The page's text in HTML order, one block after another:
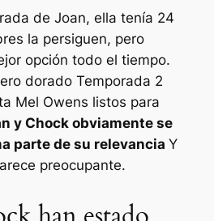
de Joan, ella tenía 24
la persiguen, pero
opción todo el tiempo.
doradoTemporada 2
Mel Owens listos para
y Chock obviamente se
parte de su relevancia Y
preocupante.